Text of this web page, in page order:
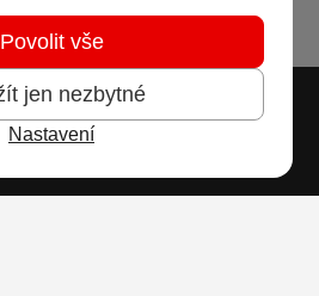
jen nezbytné
Povolit vše
Nastavení